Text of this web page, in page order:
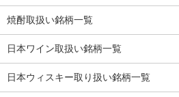
焼酎取扱い銘柄一覧
日本ワイン取扱い銘柄一覧
日本ウィスキー取り扱い銘柄一覧